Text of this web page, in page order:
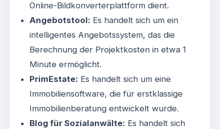
Online-Bildkonverterplattform dient.
Angebotstool: Es handelt sich um ein
intelligentes Angebotssystem, das die
Berechnung der Projektkosten in etwa 1
Minute ermöglicht.
PrimEstate: Es handelt sich um eine
Immobiliensoftware, die für erstklassige
Immobilienberatung entwickelt wurde.
Blog für Sozialanwälte: Es handelt sich